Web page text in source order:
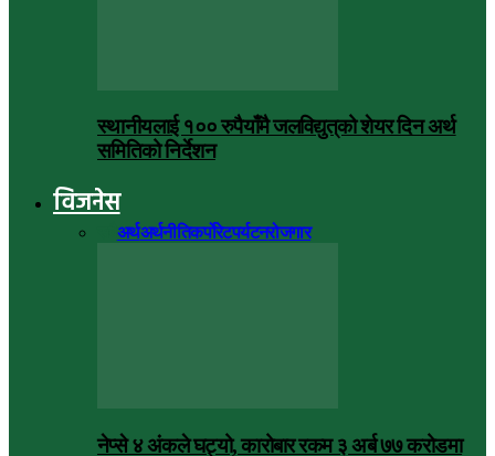
स्थानीयलाई १०० रुपैयाँमै जलविद्युत्‌को शेयर दिन अर्थ
समितिको निर्देशन
विजनेस
अर्थअर्थनीतिकर्पोरेटपर्यटनरोजगार
नेप्से ४ अंकले घट्यो, कारोबार रकम ३ अर्ब ७७ करोडमा